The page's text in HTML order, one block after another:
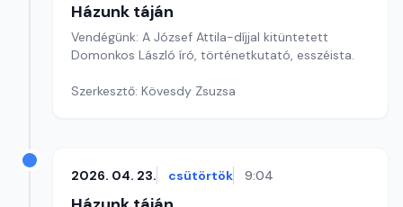
Házunk táján
Vendégünk: A József Attila-díjjal kitüntetett
Domonkos László író, történetkutató, esszéista.
Szerkesztő: Kövesdy Zsuzsa
2026. 04. 23. csütörtök 9:04